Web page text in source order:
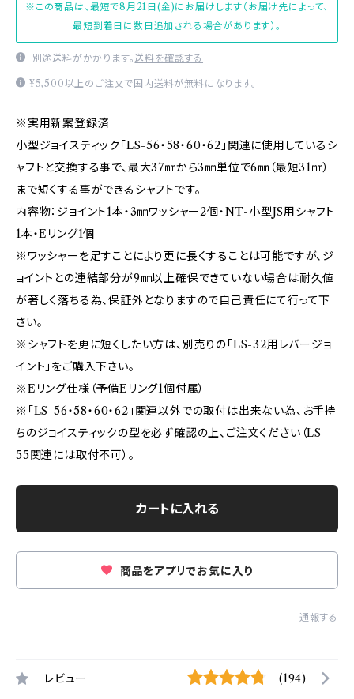
※この商品は、最短で8月21日(金)にお届けします（お届け先によって、
最短到着日に数日追加される場合があります）。
別途送料がかかります。送料を確認する
¥5,500以上のご注文で国内送料が無料になります。
※実用新案登録済
小型ジョイスティック「LS-56・58・60・62」関連に使用しているシ
ャフトと交換する事で、最大37㎜から3㎜単位で6㎜（最短31㎜）
まで短くする事ができるシャフトです。
内容物：ジョイント1本・3㎜ワッシャー2個・NT-小型JS用シャフト
1本・Eリング1個
※ワッシャーを足すことにより更に長くすることは可能ですが、ジ
ョイントとの連結部分が9㎜以上確保できていない場合は耐久値
が著しく落ちる為、保証外となりますので自己責任にて行って下
さい。
※シャフトを更に短くしたい方は、別売りの「LS-32用レバージョ
イント」をご購入下さい。
※Eリング仕様（予備Eリング1個付属）
※「LS-56・58・60・62」関連以外での取付は出来ない為、お手持
ちのジョイスティックの型を必ず確認の上、ご注文ください（LS-
55関連には取付不可）。
カートに入れる
商品をアプリでお気に入り
通報する
レビュー (194)